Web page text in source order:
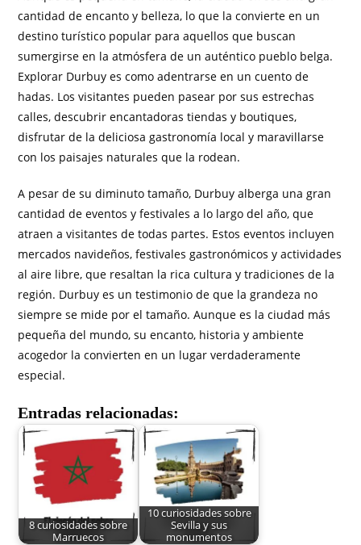
cantidad de encanto y belleza, lo que la convierte en un
destino turístico popular para aquellos que buscan
sumergirse en la atmósfera de un auténtico pueblo belga.
Explorar Durbuy es como adentrarse en un cuento de
hadas. Los visitantes pueden pasear por sus estrechas
calles, descubrir encantadoras tiendas y boutiques,
disfrutar de la deliciosa gastronomía local y maravillarse
con los paisajes naturales que la rodean.
A pesar de su diminuto tamaño, Durbuy alberga una gran
cantidad de eventos y festivales a lo largo del año, que
atraen a visitantes de todas partes. Estos eventos incluyen
mercados navideños, festivales gastronómicos y actividades
al aire libre, que resaltan la rica cultura y tradiciones de la
región. Durbuy es un testimonio de que la grandeza no
siempre se mide por el tamaño. Aunque es la ciudad más
pequeña del mundo, su encanto, historia y ambiente
acogedor la convierten en un lugar verdaderamente
especial.
Entradas relacionadas:
8 curiosidades sobre
Marruecos
10 curiosidades sobre
Sevilla y sus
monumentos